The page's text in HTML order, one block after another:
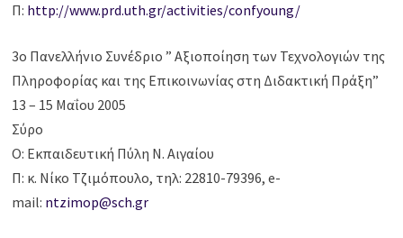
Π: http://www.prd.uth.gr/activities/confyoung/
3ο Πανελλήνιο Συνέδριο ” Αξιοποίηση των Τεχνολογιών της
Πληροφορίας και της Επικοινωνίας στη Διδακτική Πράξη”
13 – 15 Μαΐου 2005
Σύρο
Ο: Εκπαιδευτική Πύλη Ν. Αιγαίου
Π: κ. Νίκο Τζιμόπουλο, τηλ: 22810-79396, e-
mail: ntzimop@sch.gr